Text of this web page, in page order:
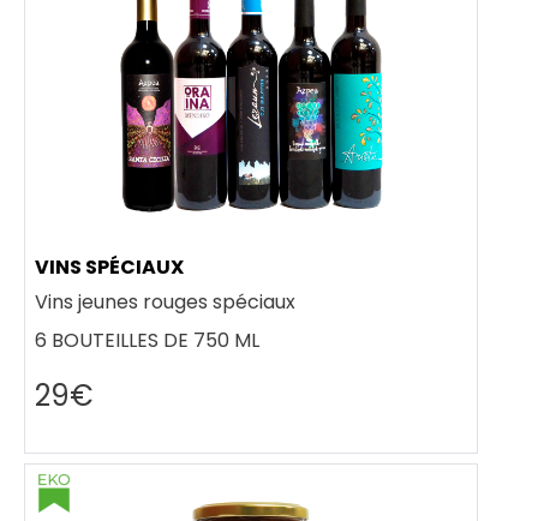
VINS SPÉCIAUX
Vins jeunes rouges spéciaux
6 BOUTEILLES DE 750 ML
29€